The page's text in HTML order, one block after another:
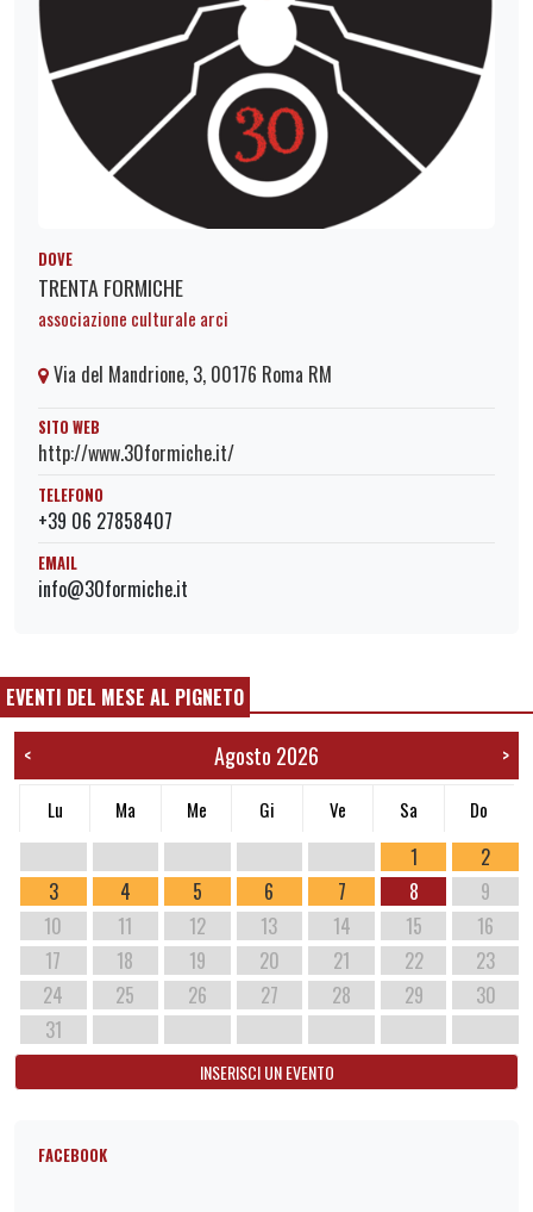
DOVE
TRENTA FORMICHE
associazione culturale arci
Via del Mandrione, 3, 00176 Roma RM
SITO WEB
http://www.30formiche.it/
TELEFONO
+39 06 27858407
EMAIL
info@30formiche.it
EVENTI DEL MESE AL PIGNETO
< Agosto 2026 >
Lu Ma Me Gi Ve Sa Do
1
2
3
4 5 6 7 8
9
10
11 12 13 14 15
16
17
18 19 20 21 22
23
24
25 26 27 28 29
30
31
INSERISCI UN EVENTO
FACEBOOK